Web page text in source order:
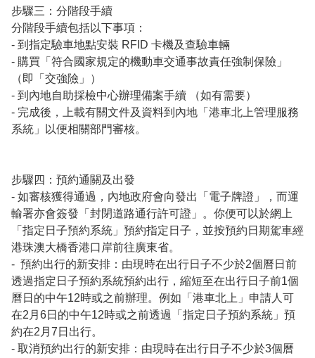
步驟三：分階段手續
分階段手續包括以下事項：
- 到指定驗車地點安裝 RFID 卡機及查驗車輛
- 購買「符合國家規定的機動車交通事故責任強制保險」
（即「交強險」）
- 到內地自助採檢中心辦理備案手續 （如有需要）
- 完成後，上載有關文件及資料到內地「港車北上管理服務
系統」以便相關部門審核。
步驟四：預約通關及出發
- 如審核獲得通過，內地政府會向發出「電子牌證」，而運
輸署亦會簽發「封閉道路通行許可證」。你便可以於網上
「指定日子預約系統」預約指定日子，並按預約日期駕車經
港珠澳大橋香港口岸前往廣東省。
-  預約出行的新安排：由現時在出行日子不少於2個曆日前
透過指定日子預約系統預約出行，縮短至在出行日子前1個
曆日的中午12時或之前辦理。例如「港車北上」申請人可
在2月6日的中午12時或之前透過「指定日子預約系統」預
約在2月7日出行。
- 取消預約出行的新安排：由現時在出行日子不少於3個曆